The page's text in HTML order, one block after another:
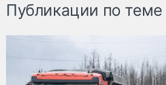
Публикации по теме